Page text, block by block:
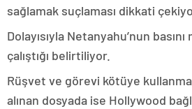
sağlamak suçlaması dikkati
Dolayısıyla Netanyahu’nun
çalıştığı belirtiliyor.
Rüşvet ve görevi kötüye
alınan dosyada ise Hollywood